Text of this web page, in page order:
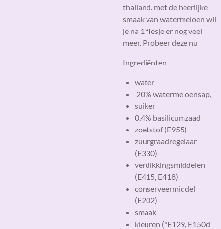
thailand. met de heerlijke
smaak van watermeloen wil
je na 1 flesje er nog veel
meer. Probeer deze nu
Ingrediënten
water
20% watermeloensap,
suiker
0,4% basilicumzaad
zoetstof (E955)
zuurgraadregelaar
(E330)
verdikkingsmiddelen
(E415, E418)
conserveermiddel
(E202)
smaak
kleuren (*E129, E150d